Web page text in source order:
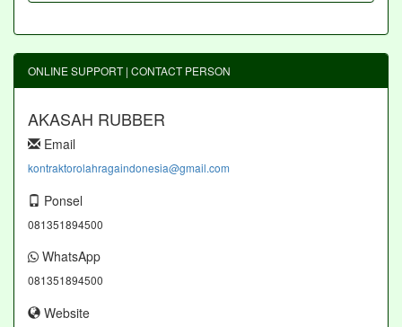
ONLINE SUPPORT | CONTACT PERSON
AKASAH RUBBER
Email
kontraktorolahragaindonesia@gmail.com
Ponsel
081351894500
WhatsApp
081351894500
Website